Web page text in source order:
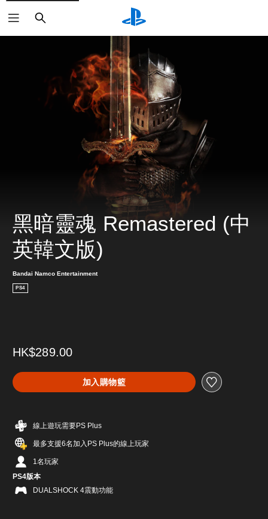
搜
尋
黑暗靈魂 Remastered (中
英韓文版)
Bandai Namco Entertainment
PS4
HK$289.00
加入購物籃
線上遊玩需要PS Plus
最多支援6名加入PS Plus的線上玩家
1名玩家
PS4版本
DUALSHOCK 4震動功能